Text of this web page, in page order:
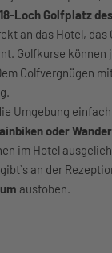
18-Loch Golfplatz
an das Hotel, das
Golfkurse können
Golfvergnügen
Umgebung
oder
im Hotel
an der
austoben.